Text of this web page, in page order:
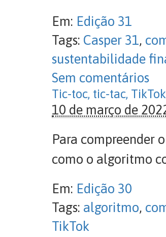
Em: Edição 31
Tags: Casper 31,
sustentabilidade
Sem comentários
Tic-toc, tic-tac, TikTok
10 de março de
Para compreender
como o algoritmo
Em: Edição 30
Tags: algoritmo,
TikTok